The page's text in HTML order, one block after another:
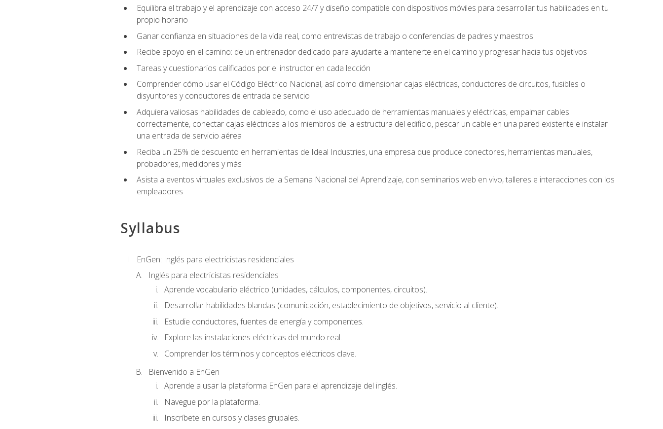
Equilibra el trabajo y el aprendizaje con acceso 24/7 y diseño compatible con dispositivos móviles para desarrollar tus habilidades en tu
propio horario
Ganar confianza en situaciones de la vida real, como entrevistas de trabajo o conferencias de padres y maestros.
Recibe apoyo en el camino: de un entrenador dedicado para ayudarte a mantenerte en el camino y progresar hacia tus objetivos
Tareas y cuestionarios calificados por el instructor en cada lección
Comprender cómo usar el Código Eléctrico Nacional, así como dimensionar cajas eléctricas, conductores de circuitos, fusibles o
disyuntores y conductores de entrada de servicio
Adquiera valiosas habilidades de cableado, como el uso adecuado de herramientas manuales y eléctricas, empalmar cables
correctamente, conectar cajas eléctricas a los miembros de la estructura del edificio, pescar un cable en una pared existente e instalar
una entrada de servicio aérea
Reciba un 25% de descuento en herramientas de Ideal Industries, una empresa que produce conectores, herramientas manuales,
probadores, medidores y más
Asista a eventos virtuales exclusivos de la Semana Nacional del Aprendizaje, con seminarios web en vivo, talleres e interacciones con los
empleadores
Syllabus
EnGen: Inglés para electricistas residenciales
Inglés para electricistas residenciales
Aprende vocabulario eléctrico (unidades, cálculos, componentes, circuitos).
Desarrollar habilidades blandas (comunicación, establecimiento de objetivos, servicio al cliente).
Estudie conductores, fuentes de energía y componentes.
Explore las instalaciones eléctricas del mundo real.
Comprender los términos y conceptos eléctricos clave.
Bienvenido a EnGen
Aprende a usar la plataforma EnGen para el aprendizaje del inglés.
Navegue por la plataforma.
Inscríbete en cursos y clases grupales.